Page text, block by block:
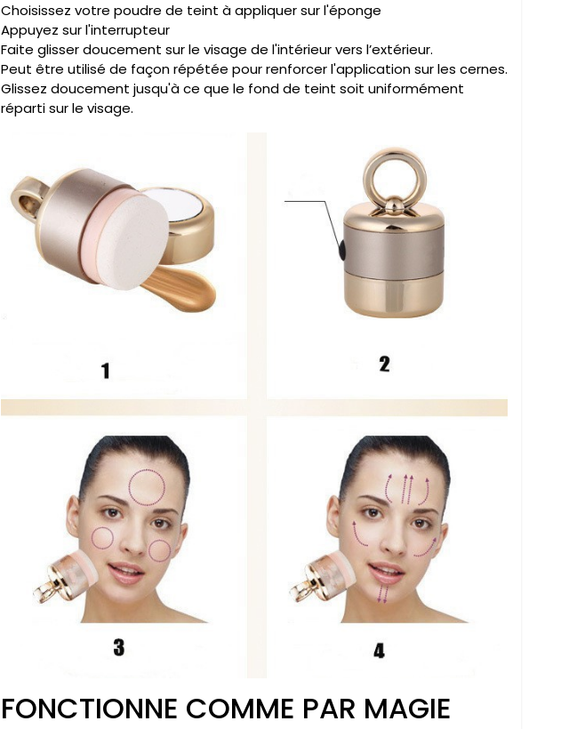
Choisissez votre poudre de teint à appliquer sur l'éponge
Appuyez sur l'interrupteur
Faite glisser doucement sur le visage de l'intérieur vers l’extérieur.
Peut être utilisé de façon répétée pour renforcer l'application sur les cernes.
Glissez doucement jusqu'à ce que le fond de teint soit uniformément
réparti sur le visage.
FONCTIONNE COMME PAR MAGIE